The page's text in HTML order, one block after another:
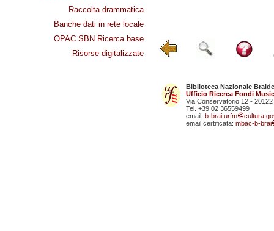
Raccolta drammatica
Banche dati in rete locale
OPAC SBN Ricerca base
Risorse digitalizzate
Biblioteca Nazionale
Ufficio Ricerca Fondi
Via Conservatorio 12 - 20122
Tel. +39 02 36559499
email: b-brai.urfm
email certificata: mbac-b-brai